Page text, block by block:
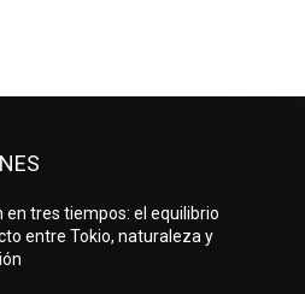
en tres tiempos: el equilibrio
entre Tokio, naturaleza y